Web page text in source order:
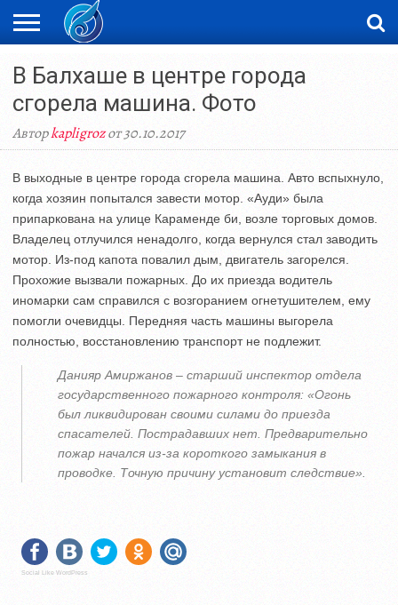
ЖАҢАЛЫҚТАР
НОВОСТИ
ВИДЕО
ФОТОРЕПОРТАЖИ
ОРКЕН
В Балхаше в центре города
сгорела машина. Фото
Авторkapligrozот 30.10.2017
В выходные в центре города сгорела машина. Авто вспыхнуло,
когда хозяин попытался завести мотор. «Ауди» была
припаркована на улице Караменде би, возле торговых домов.
Владелец отлучился ненадолго, когда вернулся стал заводить
мотор. Из-под капота повалил дым, двигатель загорелся.
Прохожие вызвали пожарных. До их приезда водитель
иномарки сам справился с возгоранием огнетушителем, ему
помогли очевидцы. Передняя часть машины выгорела
полностью, восстановлению транспорт не подлежит.
Данияр Амиржанов – старший инспектор отдела
государственного пожарного контроля: «Огонь
был ликвидирован своими силами до приезда
спасателей. Пострадавших нет. Предварительно
пожар начался из-за короткого замыкания в
проводке. Точную причину установит следствие».
Social Like WordPress